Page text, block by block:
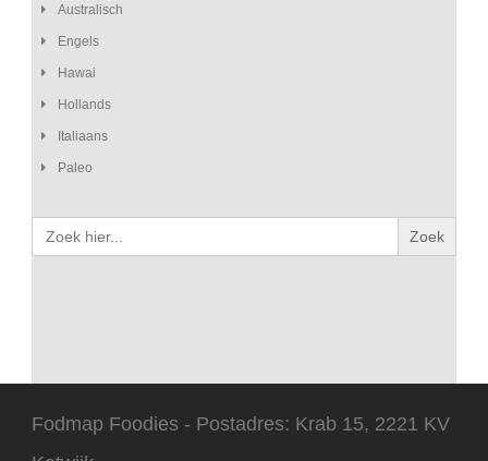
Australisch
Engels
Hawai
Hollands
Italiaans
Paleo
Zoek
naar:
Fodmap Foodies - Postadres: Krab 15, 2221 KV